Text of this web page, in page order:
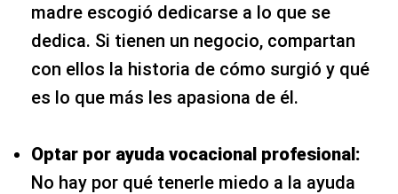
madre escogió dedicarse a lo que se
dedica. Si tienen un negocio, compartan
con ellos la historia de cómo surgió y qué
es lo que más les apasiona de él.
Optar por ayuda vocacional profesional:
No hay por qué tenerle miedo a la ayuda